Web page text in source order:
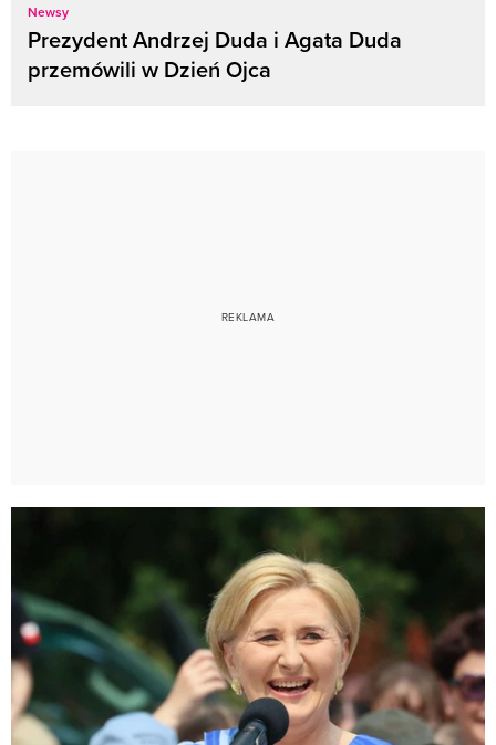
Newsy
Prezydent Andrzej Duda i Agata Duda
przemówili w Dzień Ojca